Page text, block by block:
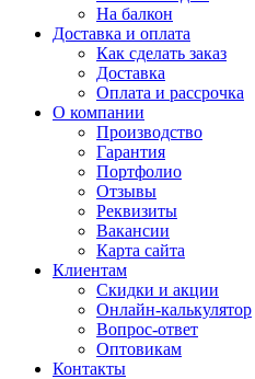
На балкон
Доставка и оплата
Как сделать заказ
Доставка
Оплата и рассрочка
О компании
Производство
Гарантия
Портфолио
Отзывы
Реквизиты
Вакансии
Карта сайта
Клиентам
Скидки и акции
Онлайн-калькулятор
Вопрос-ответ
Оптовикам
Контакты